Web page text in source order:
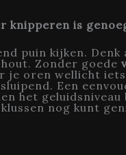
knipperen is
puin kijken. Denk
Zonder goede
je oren wellicht
Een
het geluidsniveau
nog kunt